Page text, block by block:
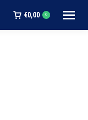
€0,00 0